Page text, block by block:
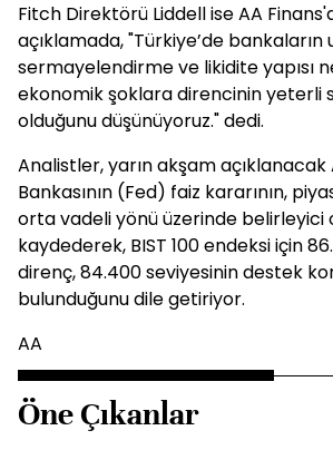
Fitch Direktörü Liddell ise AA
açıklamada, "Türkiye’de bankaların
sermayelendirme ve likidite yapısı
ekonomik şoklara direncinin yeterli
olduğunu düşünüyoruz." dedi.
Analistler, yarın akşam açıklanacak
Bankasının (Fed) faiz kararının,
orta vadeli yönü üzerinde belirleyici
kaydederek, BIST 100 endeksi için
direnç, 84.400 seviyesinin destek
bulunduğunu dile getiriyor.
AA
Öne Çıkanlar